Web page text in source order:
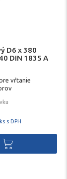
D6 x 380
DIN 1835 A
vŕtanie
s DPH